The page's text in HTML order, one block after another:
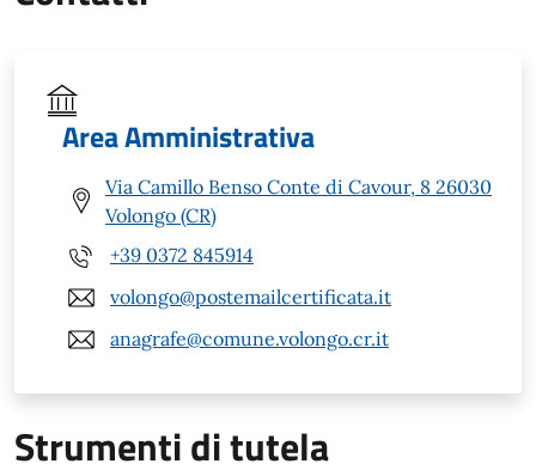
Area Amministrativa
Via Camillo Benso Conte di Cavour, 8 26030
Volongo (CR)
+39 0372 845914
volongo@postemailcertificata.it
anagrafe@comune.volongo.cr.it
Strumenti di tutela